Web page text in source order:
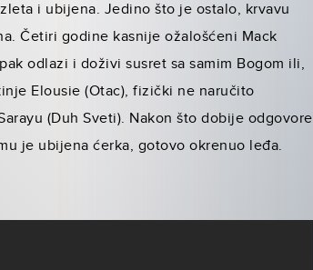
i ubijena. Jedino što je ostalo, krvavu
Četiri godine kasnije ožalošćeni Mack
odlazi i doživi susret sa samim Bogom ili,
Elousie (Otac), fizički ne naručito
(Duh Sveti). Nakon što dobije odgovore
je ubijena ćerka, gotovo okrenuo leđa.